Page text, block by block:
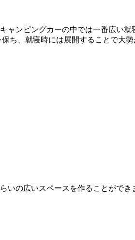
ャンピングカーの中では一番広い
ち、就寝時には展開することで大
いの広いスペースを作ることができ